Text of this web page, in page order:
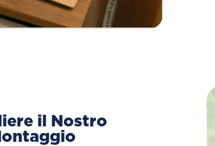
il Nostro